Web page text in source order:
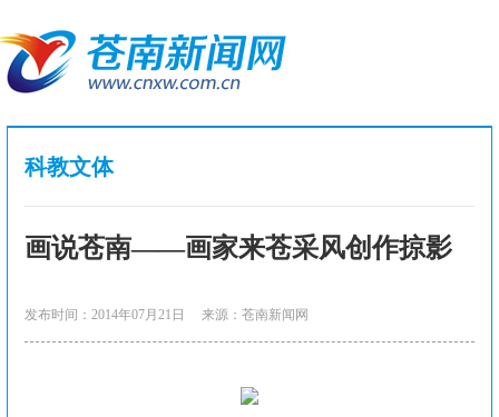
科教文体
画说苍南——画家来苍采风创作掠影
发布时间：2014年07月21日 来源：苍南新闻网